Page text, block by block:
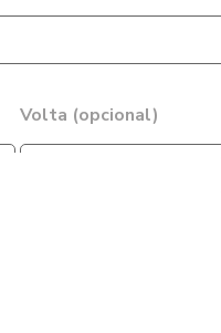
Volta (opcional)